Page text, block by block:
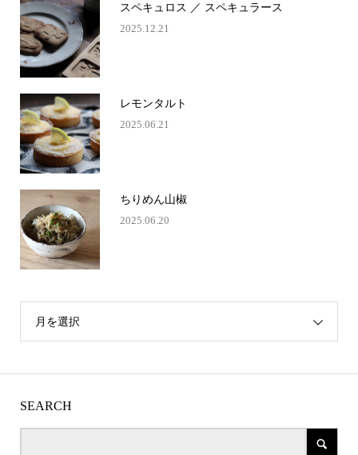
スペキュロス ／ スペキュラース
2025.12.21
レモンタルト
2025.06.21
ちりめん山椒
2025.06.20
月を選択
SEARCH